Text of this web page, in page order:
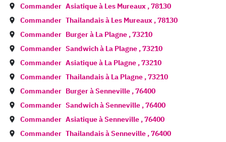
Commander Asiatique à Les Mureaux ,78130
Commander Thailandais à Les Mureaux ,78130
Commander Burger à La Plagne ,73210
Commander Sandwich à La Plagne ,73210
Commander Asiatique à La Plagne ,73210
Commander Thailandais à La Plagne ,73210
Commander Burger àSenneville ,76400
Commander Sandwich àSenneville ,76400
Commander Asiatique àSenneville ,76400
Commander Thailandais àSenneville ,76400